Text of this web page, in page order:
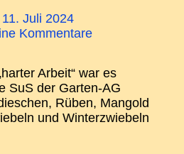
11. Juli 2024
Kommentare
Arbeit“ war es
SuS der Garten-AG
Rüben, Mangold
und Winterzwiebeln